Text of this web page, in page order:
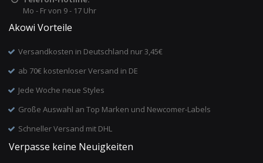
Mo - Fr von 9 - 17 Uhr
Akowi Vorteile
Versandkosten in Deutschland nur 3,45€
ab 70€ kostenloser Versand in DE
Jede Woche neue Styles
Große Auswahl an Top Marken und Newcomer-Labels
Schneller Versand mit DHL
Verpasse keine Neuigkeiten